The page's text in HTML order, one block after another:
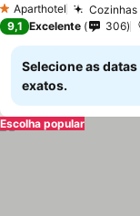
1 Estrelas
Aparthotel Cozinhas
9,1 Excelente 306
Selecione as
exatos.
Escolha popular